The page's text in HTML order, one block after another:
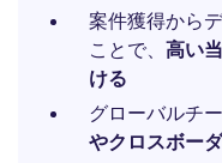
案件獲得から
ことで、 高い
ける
グローバルチ
やクロスボー